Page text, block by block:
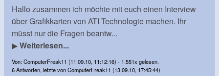
Hallo zusammen ich möchte mit euch einen Interview
über Grafikkarten von ATI Technologie machen. Ihr
müsst nur die Fragen beantw...
▶Weiterlesen...
Von: ComputerFreak11 (11.09.10, 11:12:16) - 1.551x gelesen.
6 Antworten, letzte von ComputerFreak11 (13.09.10, 17:45:44)